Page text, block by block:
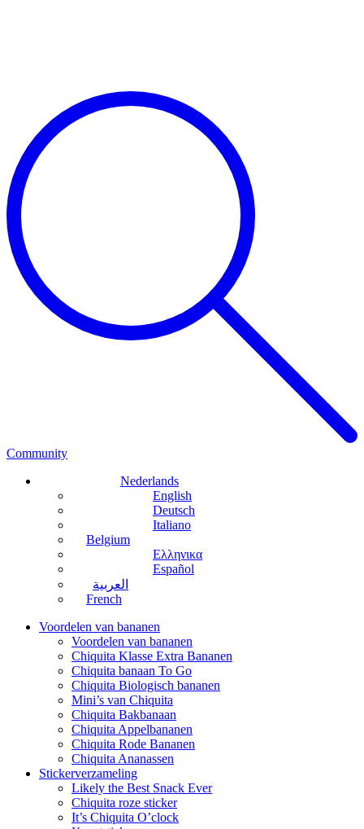
Community
Nederlands
English
Deutsch
Italiano
Belgium
Ελληνικα
Español
العربية
French
Voordelen van bananen
Voordelen van bananen
Chiquita Klasse Extra Bananen
Chiquita banaan To Go
Chiquita Biologisch bananen
Mini’s van Chiquita
Chiquita Bakbanaan
Chiquita Appelbananen
Chiquita Rode Bananen
Chiquita Ananassen
Stickerverzameling
Likely the Best Snack Ever
Chiquita roze sticker
It’s Chiquita O’clock